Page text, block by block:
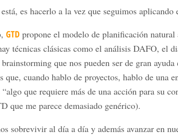
es hacerlo a la vez que seguimos aplicando
GTD propone el modelo de planificación natural
técnicas clásicas como el análisis DAFO, el
que nos pueden ser de gran
que, cuando hablo de proyectos, hablo de una
que requiere más de una acción para su
que me parece demasiado genérico).
sobrevivir al día a día y además avanzar en